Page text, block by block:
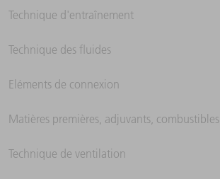
Technique d'entraînement
Technique des fluides
Eléments de connexion
Matières premières, adjuvants, combustibles
Technique de ventilation